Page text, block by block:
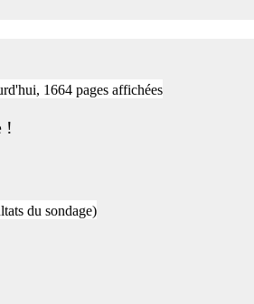
1664 pages affichées
!
du sondage)